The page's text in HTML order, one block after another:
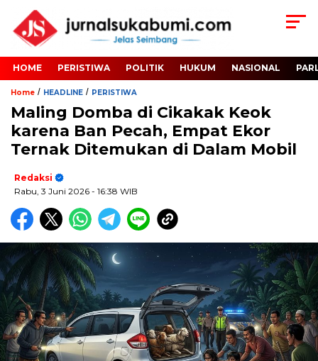
HOME PERISTIWA POLITIK HUKUM NASIONAL
Home / HEADLINE / PERISTIWA
Maling Domba di Cikakak Keok
karena Ban Pecah, Empat Ekor
Ternak Ditemukan di Dalam Mobil
Redaksi
Rabu, 3 Juni 2026 - 16:38 WIB